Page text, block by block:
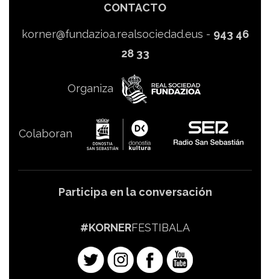
CONTACTO
korner@fundazioa.realsociedad.eus - 943 46
28 33
Organiza
Colaboran
Participa en la conversación
#KORNERFESTIBALA